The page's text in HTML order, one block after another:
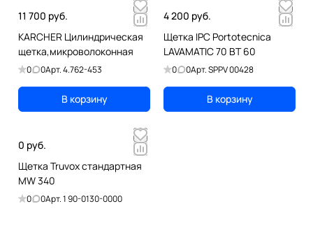
11 700 руб.
KARCHER Цилиндрическая
щетка,микроволоконная
0 0Арт.4.762-453
В корзину
4 200 руб.
Щетка IPC Portotecnica
LAVAMATIC 70 ВТ 60
0 0Арт.SPPV 00428
В корзину
0 руб.
Щетка Truvox стандартная
MW 340
0 0Арт.1 90-0130-0000